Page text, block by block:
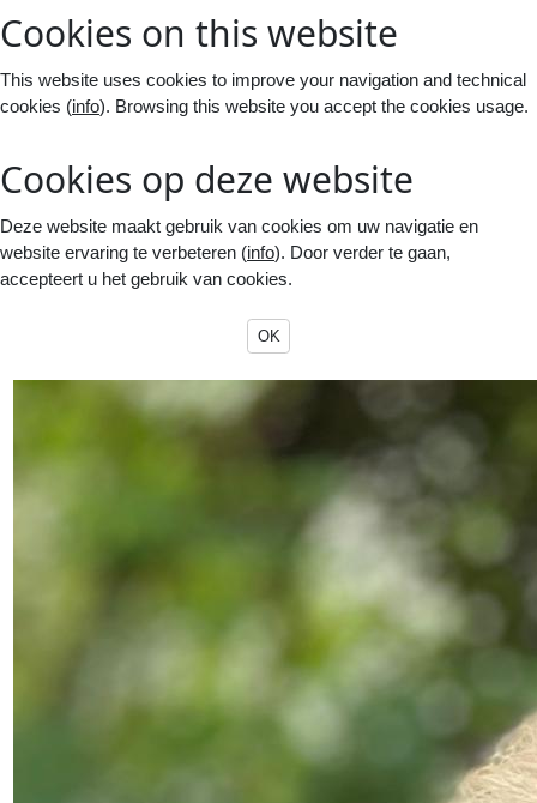
Cookies on this website
This website uses cookies to improve your navigation and technical
cookies (info). Browsing this website you accept the cookies usage.
Cookies op deze website
Deze website maakt gebruik van cookies om uw navigatie en
website ervaring te verbeteren (info). Door verder te gaan,
accepteert u het gebruik van cookies.
OK